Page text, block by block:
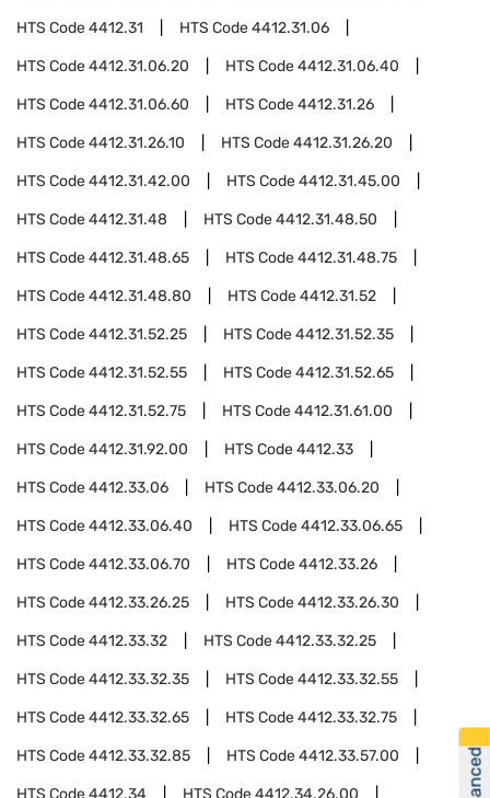
HTS Code4412.31 HTS Code4412.31.06
HTS Code4412.31.06.20 HTS Code4412.31.06.40
HTS Code4412.31.06.60 HTS Code4412.31.26
HTS Code4412.31.26.10 HTS Code4412.31.26.20
HTS Code4412.31.42.00 HTS Code4412.31.45.00
HTS Code4412.31.48 HTS Code4412.31.48.50
HTS Code4412.31.48.65 HTS Code4412.31.48.75
HTS Code4412.31.48.80 HTS Code4412.31.52
HTS Code4412.31.52.25 HTS Code4412.31.52.35
HTS Code4412.31.52.55 HTS Code4412.31.52.65
HTS Code4412.31.52.75 HTS Code4412.31.61.00
HTS Code4412.31.92.00 HTS Code4412.33
HTS Code4412.33.06 HTS Code4412.33.06.20
HTS Code4412.33.06.40 HTS Code4412.33.06.65
HTS Code4412.33.06.70 HTS Code4412.33.26
HTS Code4412.33.26.25 HTS Code4412.33.26.30
HTS Code4412.33.32 HTS Code4412.33.32.25
HTS Code4412.33.32.35 HTS Code4412.33.32.55
HTS Code4412.33.32.65 HTS Code4412.33.32.75
HTS Code4412.33.32.85 HTS Code4412.33.57.00
HTS Code4412.34 HTS Code4412.34.26.00